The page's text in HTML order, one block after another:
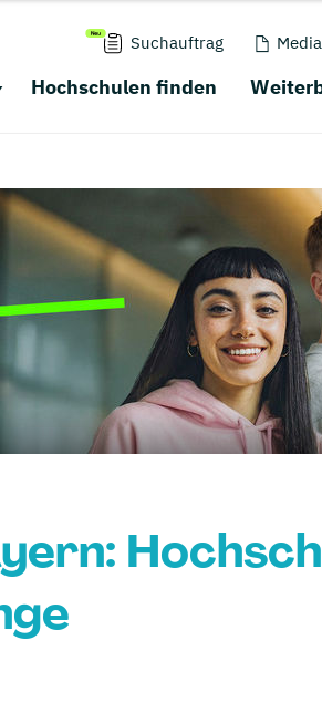
Suchauftrag
Hochschulen finden